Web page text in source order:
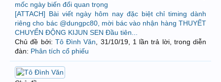
mốc ngày biến đổi quan trọng
[ATTACH] Bài viết ngày hôm nay đặc biệt chỉ timing dành
riêng cho bác @dungpc80, mời bác vào nhận hàng THUYẾT
CHUYỂN ĐỘNG KIJUN SEN Đầu tiên...
Chủ đề bởi: Tô Đình Văn 31/10/19, 1 lần trả lời, trong diễn
đàn: Phân tích cổ phiếu